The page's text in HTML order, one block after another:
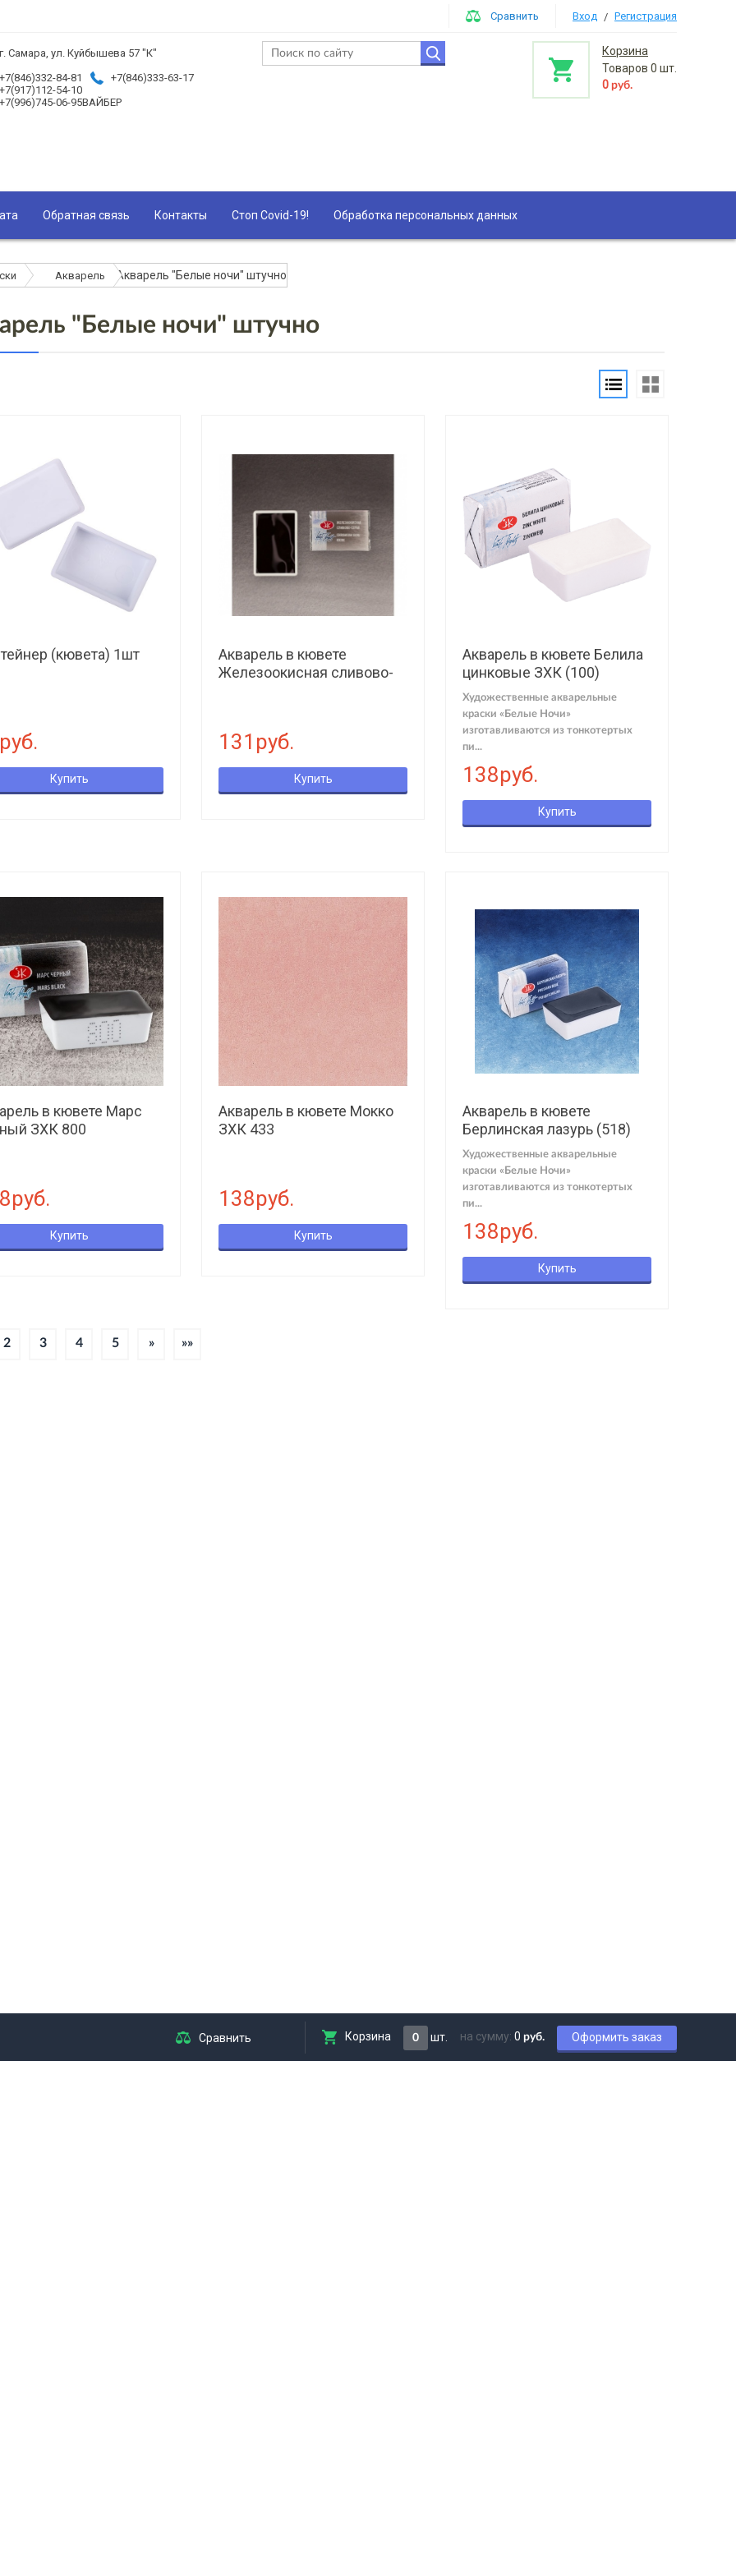
Сравнить Корзина 0 шт. на сумму: 0 руб. Оформить заказ
Сравнить Вход / Регистрация
г. Самара, ул. Куйбышева 57 "К"
+7(846)332-84-81
+7(846)333-63-17
+7(917)112-54-10
+7(996)745-06-95ВАЙБЕР
Корзина
Товаров 0 шт.
0 руб.
Обратная связь Контакты Стоп Covid-19! Обработка персональных данных
Акварель Акварель "Белые ночи" штучно
"Белые ночи" штучно
(кювета) 1шт
Купить
Акварель в кювете
Железоокисная сливово-
131руб.
Купить
Акварель в кювете Белила
цинковые ЗХК (100)
Художественные акварельные
краски «Белые Ночи»
изготавливаются из тонкотертых
пи...
138руб.
Купить
в кювете Марс
ЗХК 800
Купить
Акварель в кювете Мокко
ЗХК 433
138руб.
Купить
Акварель в кювете
Берлинская лазурь (518)
Художественные акварельные
краски «Белые Ночи»
изготавливаются из тонкотертых
пи...
138руб.
Купить
2 3 4 5 » »»